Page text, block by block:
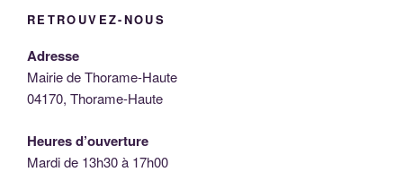
RETROUVEZ-NOUS
Adresse
Mairie de Thorame-Haute
04170, Thorame-Haute
Heures d’ouverture
Mardi de 13h30 à 17h00